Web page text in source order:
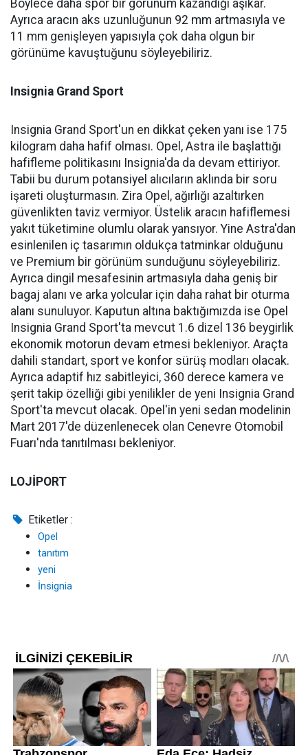
Böylece daha spor bir görünüm kazandığı aşikar.
Ayrıca aracın aks uzunluğunun 92 mm artmasıyla ve
11 mm genişleyen yapısıyla çok daha olgun bir
görünüme kavuştuğunu söyleyebiliriz.
Insignia Grand Sport
Insignia Grand Sport'un en dikkat çeken yanı ise 175
kilogram daha hafif olması. Opel, Astra ile başlattığı
hafifleme politikasını Insignia'da da devam ettiriyor.
Tabii bu durum potansiyel alıcıların aklında bir soru
işareti oluşturmasın. Zira Opel, ağırlığı azaltırken
güvenlikten taviz vermiyor. Üstelik aracın hafiflemesi
yakıt tüketimine olumlu olarak yansıyor. Yine Astra'dan
esinlenilen iç tasarımın oldukça tatminkar olduğunu
ve Premium bir görünüm sunduğunu söyleyebiliriz.
Ayrıca dingil mesafesinin artmasıyla daha geniş bir
bagaj alanı ve arka yolcular için daha rahat bir oturma
alanı sunuluyor. Kaputun altına baktığımızda ise Opel
Insignia Grand Sport'ta mevcut 1.6 dizel 136 beygirlik
ekonomik motorun devam etmesi bekleniyor. Araçta
dahili standart, sport ve konfor sürüş modları olacak.
Ayrıca adaptif hız sabitleyici, 360 derece kamera ve
şerit takip özelliği gibi yenilikler de yeni Insignia Grand
Sport'ta mevcut olacak. Opel'in yeni sedan modelinin
Mart 2017'de düzenlenecek olan Cenevre Otomobil
Fuarı'nda tanıtılması bekleniyor.
LOJİPORT
Etiketler :
Opel
tanıtım
yeni
İnsignia